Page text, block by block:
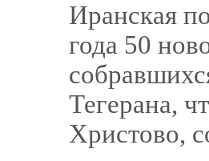
Иранская
года 50
Тегерана,
Христово,